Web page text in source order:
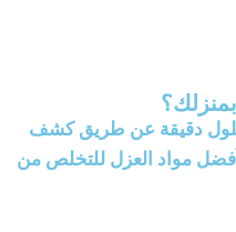
حلول دقيقة عن طريق كشف
مواد العزل للتخلص من